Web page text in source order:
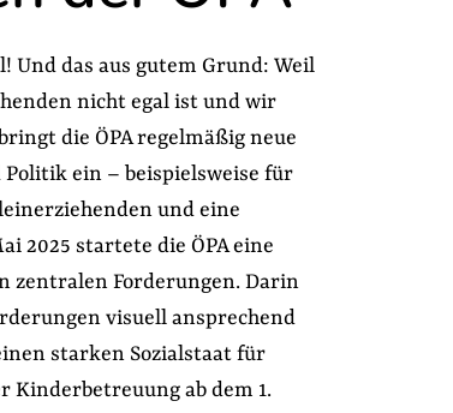
Und das aus gutem Grund: Weil
nicht egal ist und wir
die ÖPA regelmäßig neue
ein – beispielsweise für
und eine
2025 startete die ÖPA eine
zentralen Forderungen. Darin
visuell ansprechend
starken Sozialstaat für
Kinderbetreuung ab dem 1.